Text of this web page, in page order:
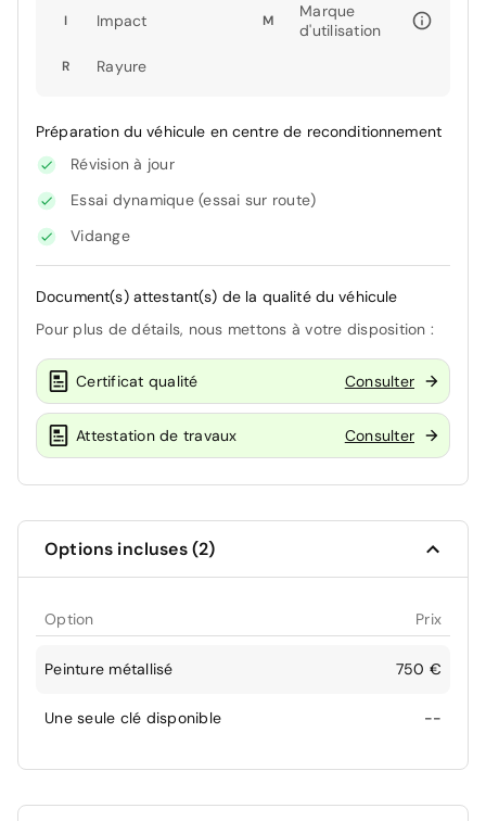
I Impact M
Marque
d'utilisation
R Rayure
Préparation du véhicule en centre de reconditionnement
Révision à jour
Essai dynamique (essai sur route)
Vidange
Document(s) attestant(s) de la qualité du véhicule
Pour plus de détails, nous mettons à votre disposition :
Certificat qualité Consulter
Attestation de travaux Consulter
Options incluses (2)
Option Prix
Peinture métallisé 750 €
Une seule clé disponible --